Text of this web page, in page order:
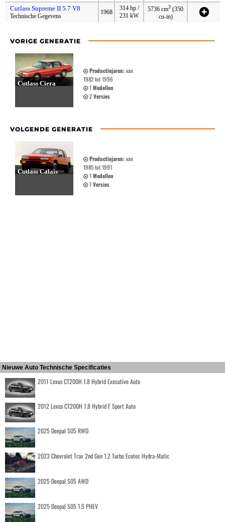
Cutlass Supreme II 5.7 V8
Technische Gegevens
1968
314 hp /
231 kW
5736 cm3 (350
cu-in)
VORIGE GENERATIE
Cutlass Ciera
Productiejaren:van
1982 tot 1996
1 Modellen
2Versies
VOLGENDE GENERATIE
Cutlass Calais
Productiejaren:van
1985 tot 1991
1 Modellen
1 Versies
Nieuwe Auto Technische Specificaties
2011 Lexus CT200H 1.8 Hybrid Executive Auto
2012 Lexus CT200H 1.8 Hybrid F Sport Auto
2025 Deepal S05 RWD
2023 Chevrolet Trax 2nd Gen 1.2 Turbo Ecotec Hydra-Matic
2025 Deepal S05 AWD
2025 Deepal S05 1.5 PHEV